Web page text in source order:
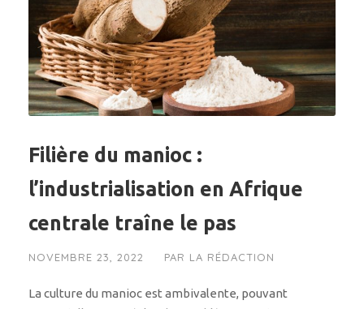
Filière du manioc :
l’industrialisation en Afrique
centrale traîne le pas
NOVEMBRE 23, 2022 PAR LA RÉDACTION
La culture du manioc est ambivalente, pouvant